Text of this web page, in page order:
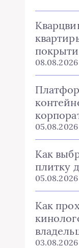
08.08.2026
05.08.2026
Как
плитку
05.08.2026
Как
03.08.2026